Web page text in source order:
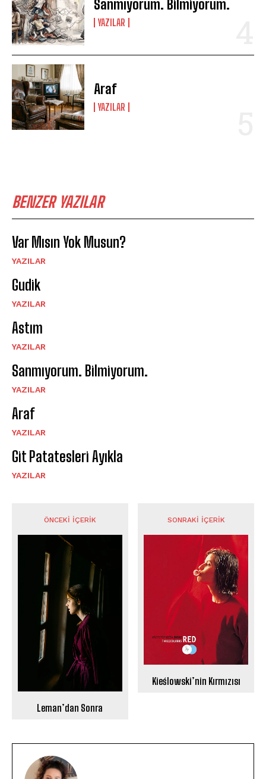
Sanmıyorum. Bilmiyorum.
YAZILAR
Araf
YAZILAR
BENZER YAZILAR
Var Mısın Yok Musun?
YAZILAR
Gudik
YAZILAR
Astım
YAZILAR
Sanmıyorum. Bilmiyorum.
YAZILAR
Araf
YAZILAR
Git Patatesleri Ayıkla
YAZILAR
ÖNCEKI İÇERIK
Leman’dan Sonra
SONRAKI İÇERIK
Kieślowski’nin Kırmızısı